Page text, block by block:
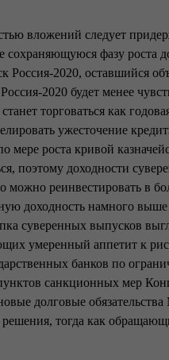
вложений следует
фазу роста
2020, оставшийся
2020 будет менее
торговаться как
ужесточение
мере роста кривой
поэтому доходности
можно реинвестировать в
доходность намного
суверенных выпусков
умеренный аппетит к
банков по
санкционных мер
долговые
тогда как